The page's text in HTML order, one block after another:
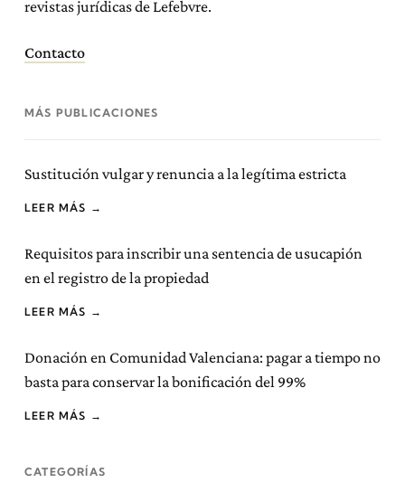
revistas jurídicas de Lefebvre.
Contacto
MÁS PUBLICACIONES
Sustitución vulgar y renuncia a la legítima estricta
LEER MÁS →
Requisitos para inscribir una sentencia de usucapión
en el registro de la propiedad
LEER MÁS →
Donación en Comunidad Valenciana: pagar a tiempo no
basta para conservar la bonificación del 99%
LEER MÁS →
CATEGORÍAS